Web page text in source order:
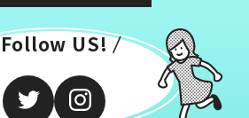
Follow US!